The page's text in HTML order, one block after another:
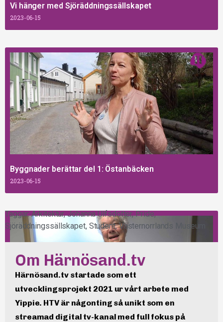
Vi hänger med Sjöräddningssällskapet
2023-06-15
Byggnader berättar del 1: Östanbäcken
2023-06-15
Taggar:Arkitektur,Johanna Ulfsdotter,Pride,
Sjöräddningssällskapet, Student,Västernorrlands Museum
Om Härnösand.tv
Härnösand.tv startade som ett
utvecklingsprojekt 2021 ur vårt arbete med
Yippie. HTV är någonting så unikt som en
streamad digital tv-kanal med full fokus på